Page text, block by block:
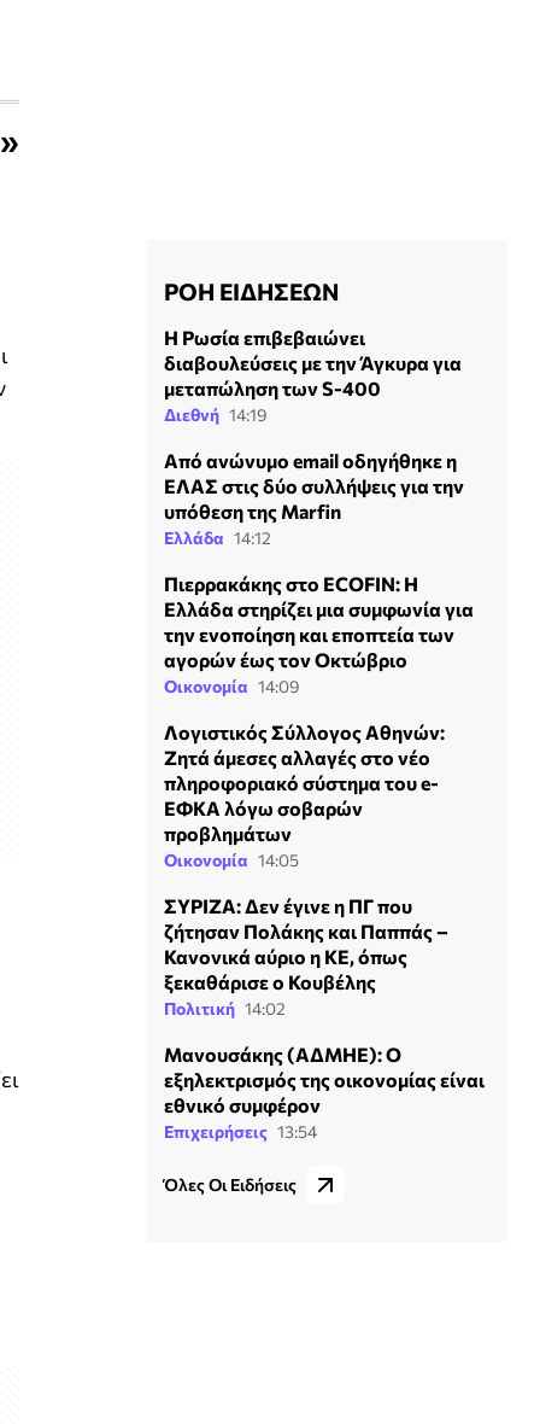
ΡΟΗ ΕΙΔΗΣΕΩΝ
Η Ρωσία επιβεβαιώνει
διαβουλεύσεις με την Άγκυρα για
μεταπώληση των S-400
Διεθνή 14:19
Από ανώνυμο email οδηγήθηκε η
ΕΛΑΣ στις δύο συλλήψεις για την
υπόθεση της Marfin
Ελλάδα 14:12
Πιερρακάκης στο ECOFIN: Η
Ελλάδα στηρίζει μια συμφωνία για
την ενοποίηση και εποπτεία των
αγορών έως τον Οκτώβριο
Οικονομία 14:09
Λογιστικός Σύλλογος Αθηνών:
Ζητά άμεσες αλλαγές στο νέο
πληροφοριακό σύστημα του e-
ΕΦΚΑ λόγω σοβαρών
προβλημάτων
Οικονομία 14:05
ΣΥΡΙΖΑ: Δεν έγινε η ΠΓ που
ζήτησαν Πολάκης και Παππάς –
Κανονικά αύριο η ΚΕ, όπως
ξεκαθάρισε ο Κουβέλης
Πολιτική 14:02
Μανουσάκης (ΑΔΜΗΕ): Ο
εξηλεκτρισμός της οικονομίας είναι
εθνικό συμφέρον
Επιχειρήσεις 13:54
Όλες Οι Ειδήσεις